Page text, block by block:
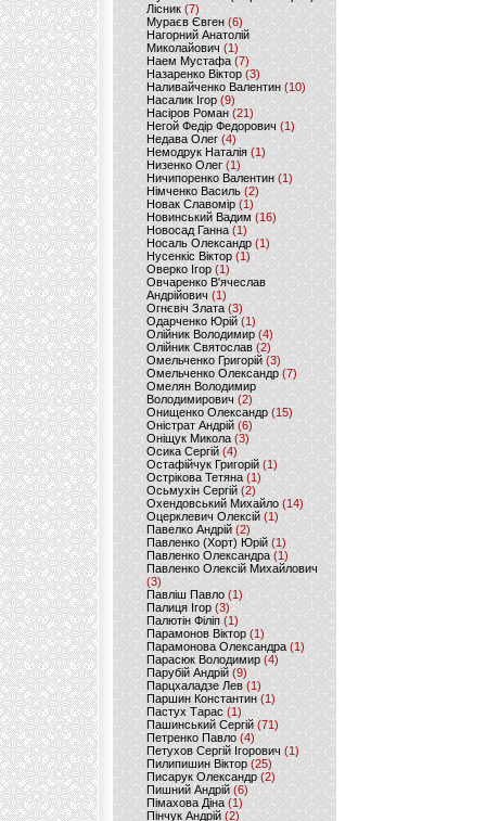
Лісник (7)
Мураєв Євген(6)
Нагорний Анатолій
Миколайович (1)
Наем Мустафа (7)
Назаренко Віктор (3)
Наливайченко Валентин (10)
Насалик Ігор(9)
Насіров Роман (21)
Негой Федір Федорович(1)
Недава Олег(4)
Немодрук Наталія(1)
Низенко Олег (1)
Ничипоренко Валентин (1)
Німченко Василь (2)
Новак Славомір (1)
Новинський Вадим (16)
Новосад Ганна (1)
Носаль Олександр (1)
Нусенкіс Віктор (1)
Оверко Ігор (1)
Овчаренко В'ячеслав
Андрійович(1)
Огнєвіч Злата (3)
Одарченко Юрій(1)
Олійник Володимир (4)
Олійник Святослав (2)
Омельченко Григорій (3)
Омельченко Олександр(7)
Омелян Володимир
Володимирович (2)
Онищенко Олександр (15)
Оністрат Андрій (6)
Оніщук Микола (3)
Осика Сергій(4)
Остафійчук Григорій(1)
Острікова Тетяна (1)
Осьмухін Сергій (2)
Охендовський Михайло (14)
Оцерклевич Олексій (1)
Павелко Андрій (2)
Павленко (Хорт) Юрій (1)
Павленко Олександра (1)
Павленко Олексій Михайлович
(3)
Павліш Павло(1)
Палиця Ігор (3)
Палютін Філіп(1)
Парамонов Віктор (1)
Парамонова Олександра(1)
Парасюк Володимир(4)
Парубій Андрій (9)
Парцхаладзе Лев (1)
Паршин Константин(1)
Пастух Тарас (1)
Пашинський Сергій (71)
Петренко Павло (4)
Петухов Сергій Ігорович (1)
Пилипишин Віктор(25)
Писарук Олександр(2)
Пишний Андрій (6)
Пімахова Діна(1)
Пінчук Андрій(2)